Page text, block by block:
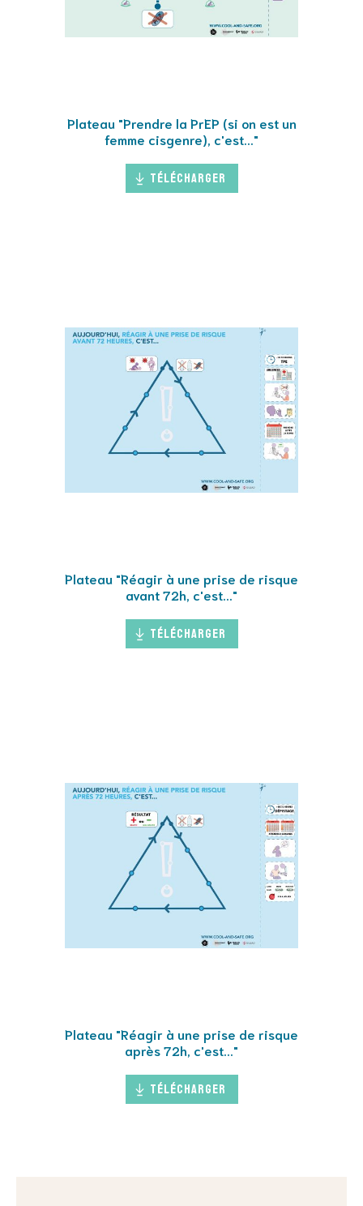
Plateau "Prendre la PrEP (si on est un
femme cisgenre), c'est..."
Télécharger
Plateau "Réagir à une prise de risque
avant 72h, c'est..."
Télécharger
Plateau "Réagir à une prise de risque
après 72h, c'est..."
Télécharger